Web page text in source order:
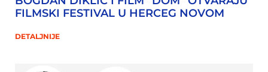
FILMSKI FESTIVAL U HERCEG NOVOM
DETALJNIJE